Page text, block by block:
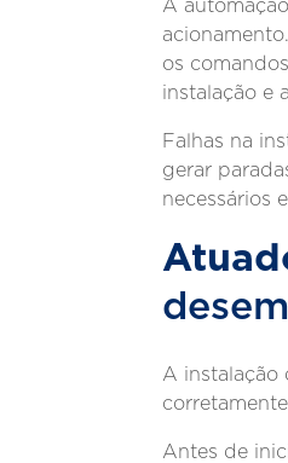
A
os
instalação e
Falhas na
gerar
necessários
A
Antes de